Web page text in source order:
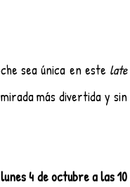
sea única en este late
más divertida y sin
lunes 4 de octubre a las 10